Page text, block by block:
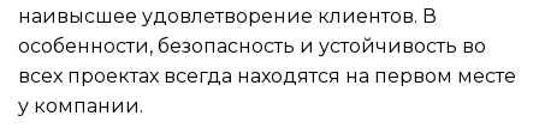
наивысшее удовлетворение клиентов. В
особенности, безопасность и устойчивость во
всех проектах всегда находятся на первом месте
у компании.